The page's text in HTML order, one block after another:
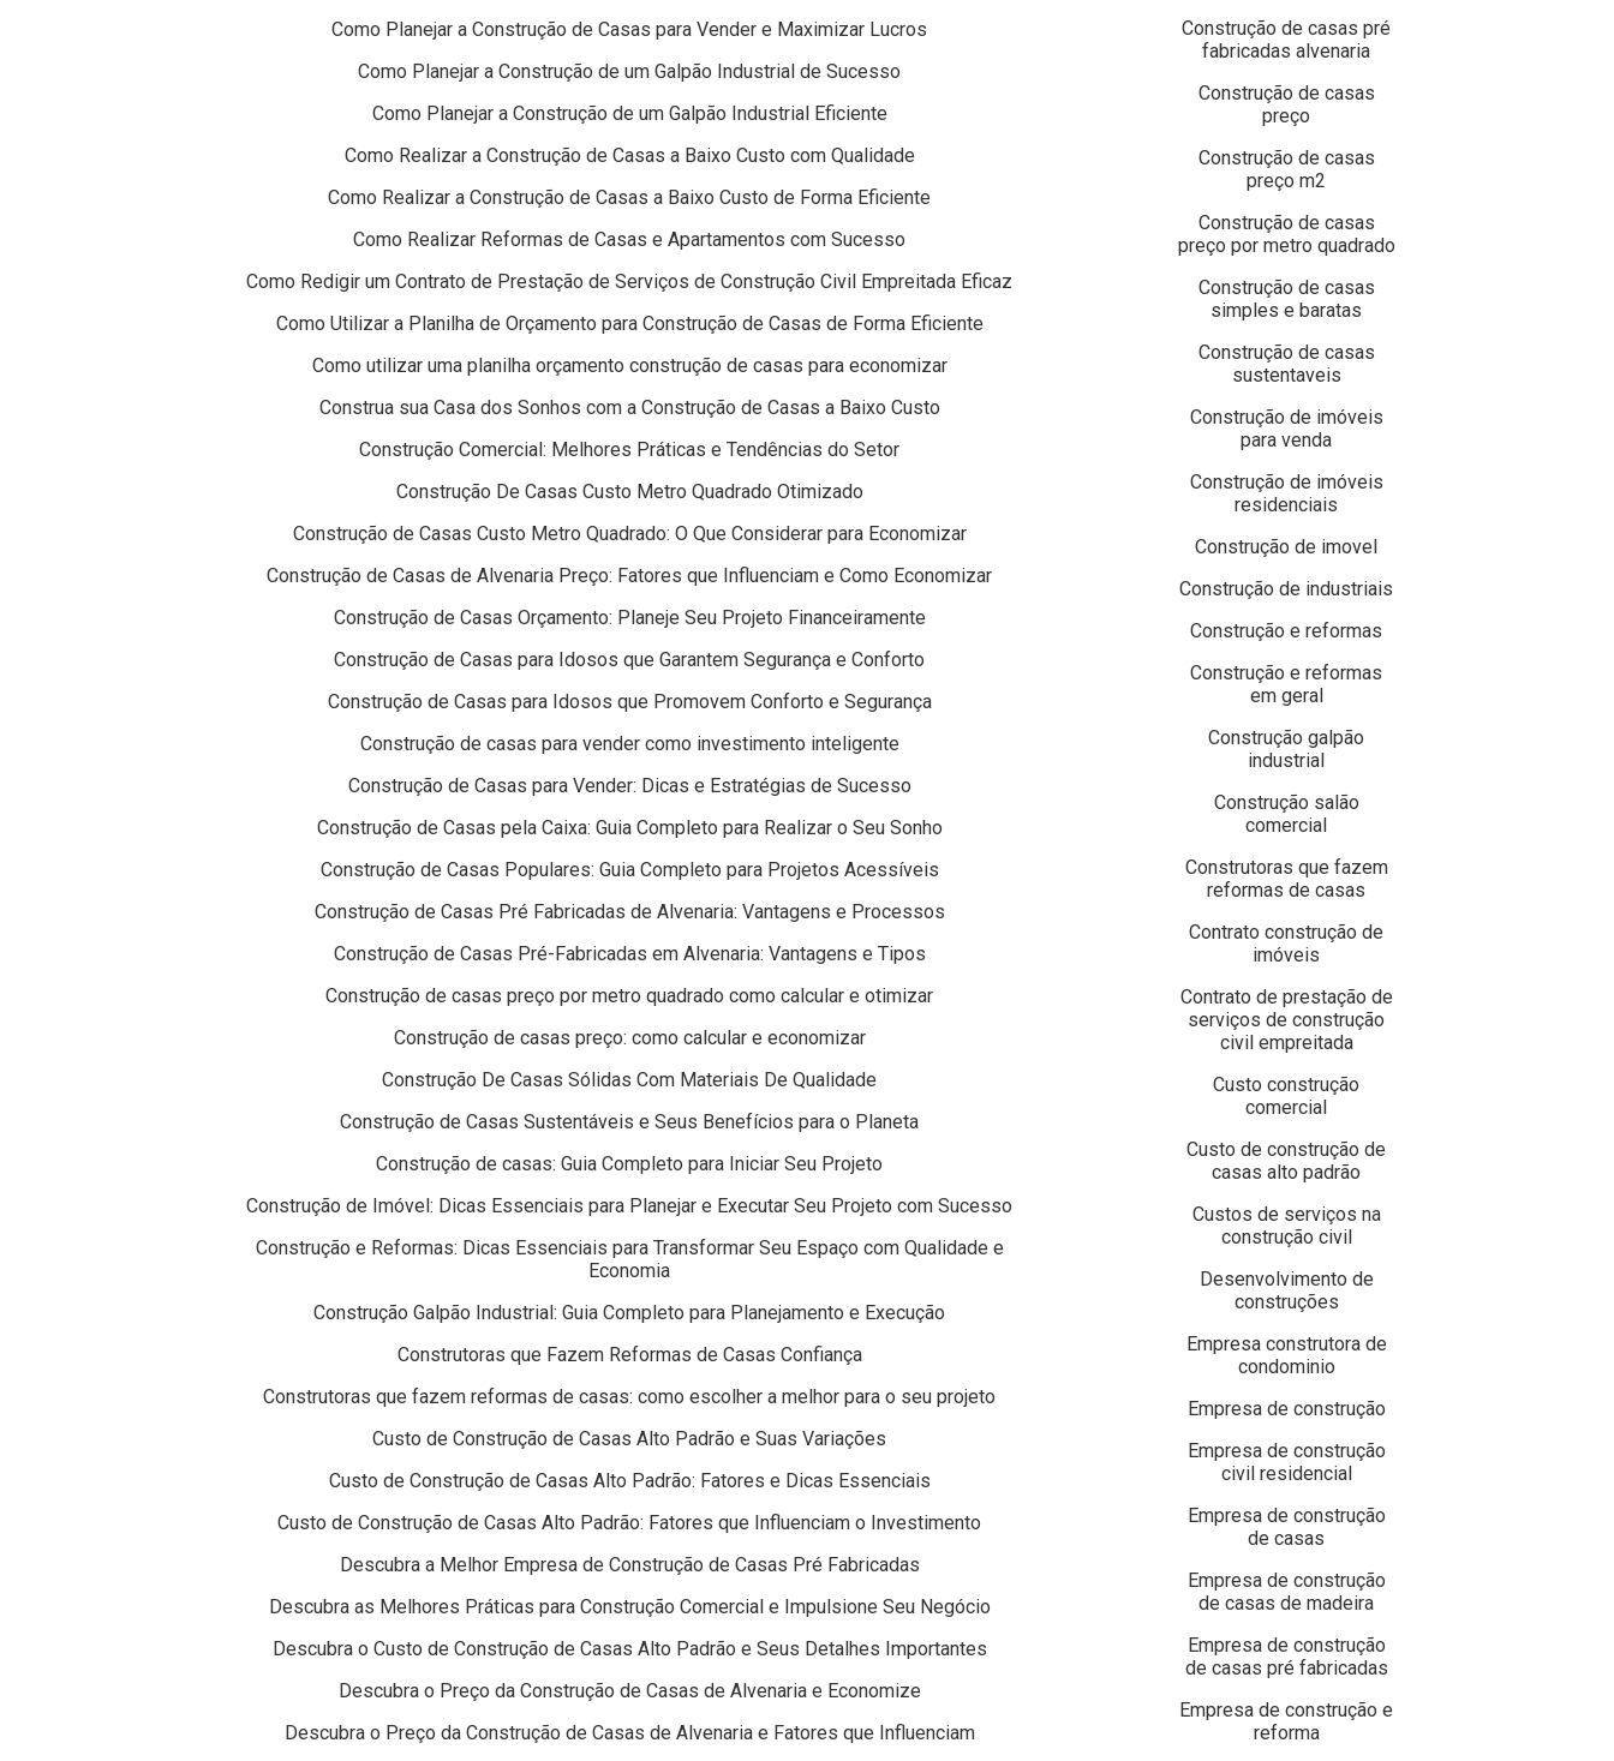
Como Planejar a Construção de Casas para Vender e Maximizar Lucros
Como Planejar a Construção de um Galpão Industrial de Sucesso
Como Planejar a Construção de um Galpão Industrial Eficiente
Como Realizar a Construção de Casas a Baixo Custo com Qualidade
Como Realizar a Construção de Casas a Baixo Custo de Forma Eficiente
Como Realizar Reformas de Casas e Apartamentos com Sucesso
Como Redigir um Contrato de Prestação de Serviços de Construção Civil Empreitada Eficaz
Como Utilizar a Planilha de Orçamento para Construção de Casas de Forma Eficiente
Como utilizar uma planilha orçamento construção de casas para economizar
Construa sua Casa dos Sonhos com a Construção de Casas a Baixo Custo
Construção Comercial: Melhores Práticas e Tendências do Setor
Construção De Casas Custo Metro Quadrado Otimizado
Construção de Casas Custo Metro Quadrado: O Que Considerar para Economizar
Construção de Casas de Alvenaria Preço: Fatores que Influenciam e Como Economizar
Construção de Casas Orçamento: Planeje Seu Projeto Financeiramente
Construção de Casas para Idosos que Garantem Segurança e Conforto
Construção de Casas para Idosos que Promovem Conforto e Segurança
Construção de casas para vender como investimento inteligente
Construção de Casas para Vender: Dicas e Estratégias de Sucesso
Construção de Casas pela Caixa: Guia Completo para Realizar o Seu Sonho
Construção de Casas Populares: Guia Completo para Projetos Acessíveis
Construção de Casas Pré Fabricadas de Alvenaria: Vantagens e Processos
Construção de Casas Pré-Fabricadas em Alvenaria: Vantagens e Tipos
Construção de casas preço por metro quadrado como calcular e otimizar
Construção de casas preço: como calcular e economizar
Construção De Casas Sólidas Com Materiais De Qualidade
Construção de Casas Sustentáveis e Seus Benefícios para o Planeta
Construção de casas: Guia Completo para Iniciar Seu Projeto
Construção de Imóvel: Dicas Essenciais para Planejar e Executar Seu Projeto com Sucesso
Construção e Reformas: Dicas Essenciais para Transformar Seu Espaço com Qualidade e
Economia
Construção Galpão Industrial: Guia Completo para Planejamento e Execução
Construtoras que Fazem Reformas de Casas Confiança
Construtoras que fazem reformas de casas: como escolher a melhor para o seu projeto
Custo de Construção de Casas Alto Padrão e Suas Variações
Custo de Construção de Casas Alto Padrão: Fatores e Dicas Essenciais
Custo de Construção de Casas Alto Padrão: Fatores que Influenciam o Investimento
Descubra a Melhor Empresa de Construção de Casas Pré Fabricadas
Descubra as Melhores Práticas para Construção Comercial e Impulsione Seu Negócio
Descubra o Custo de Construção de Casas Alto Padrão e Seus Detalhes Importantes
Descubra o Preço da Construção de Casas de Alvenaria e Economize
Descubra o Preço da Construção de Casas de Alvenaria e Fatores que Influenciam
Construção de casas pré
fabricadas alvenaria
Construção de casas
preço
Construção de casas
preço m2
Construção de casas
preço por metro quadrado
Construção de casas
simples e baratas
Construção de casas
sustentaveis
Construção de imóveis
para venda
Construção de imóveis
residenciais
Construção de imovel
Construção de industriais
Construção e reformas
Construção e reformas
em geral
Construção galpão
industrial
Construção salão
comercial
Construtoras que fazem
reformas de casas
Contrato construção de
imóveis
Contrato de prestação de
serviços de construção
civil empreitada
Custo construção
comercial
Custo de construção de
casas alto padrão
Custos de serviços na
construção civil
Desenvolvimento de
construções
Empresa construtora de
condominio
Empresa de construção
Empresa de construção
civil residencial
Empresa de construção
de casas
Empresa de construção
de casas de madeira
Empresa de construção
de casas pré fabricadas
Empresa de construção e
reforma